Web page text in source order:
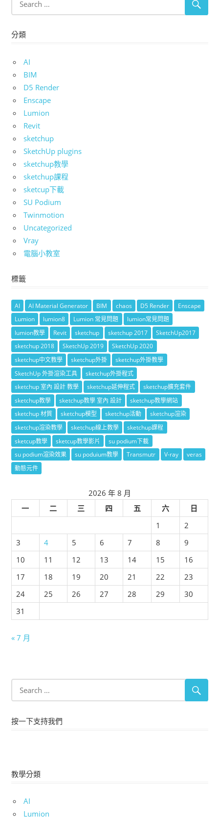
分類
AI
BIM
D5 Render
Enscape
Lumion
Revit
sketchup
SketchUp plugins
sketchup教學
sketchup課程
sketcup下載
SU Podium
Twinmotion
Uncategorized
Vray
電腦小教室
標籤
AI AI Material Generator BIM chaos D5 Render
Enscape
Lumion
lumion8 Lumion 常見問題
lumion常見問題
lumion教學
Revit sketchup sketchup 2017
SketchUp2017
sketchup 2018
SketchUp 2019
SketchUp 2020
sketchup中文教學
sketchup外掛
sketchup外掛教學
SketchUp 外掛渲染工具
sketchup外掛程式
sketchup 室內 設計 教學
sketchup延伸程式
sketchup擴充套件
sketchup教學
sketchup教學 室內 設計
sketchup教學網站
sketchup 材質
sketchup模型 sketchup活動
sketchup渲染
sketchup渲染教學
sketchup線上教學
sketchup課程
sketcup教學
sketcup教學影片
su podium下載
su podium渲染效果
su poduium教學 Transmutr V-ray
veras
動態元件
2026 年 8 月
一
二 三 四 五 六
日
1
2
3
4 5 6 7 8
9
10
11 12 13 14 15
16
17
18 19 20 21 22
23
24
25 26 27 28 29
30
31
« 7 月
按一下支持我們
教學分類
AI
Lumion